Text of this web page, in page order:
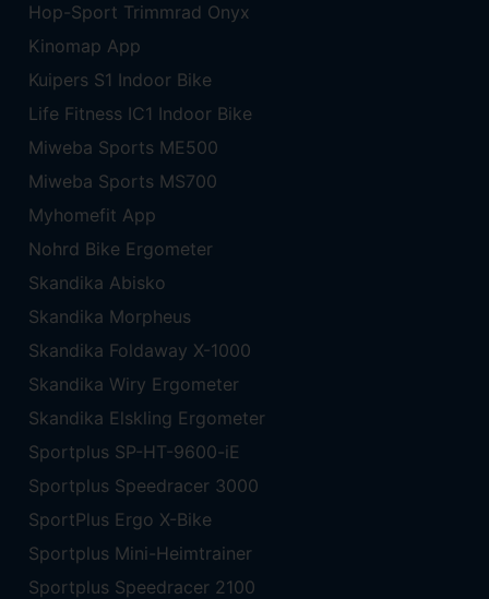
Hop-Sport Trimmrad Onyx
Kinomap App
Kuipers S1 Indoor Bike
Life Fitness IC1 Indoor Bike
Miweba Sports ME500
Miweba Sports MS700
Myhomefit App
Nohrd Bike Ergometer
Skandika Abisko
Skandika Morpheus
Skandika Foldaway X-1000
Skandika Wiry Ergometer
Skandika Elskling Ergometer
Sportplus SP-HT-9600-iE
Sportplus Speedracer 3000
SportPlus Ergo X-Bike
Sportplus Mini-Heimtrainer
Sportplus Speedracer 2100